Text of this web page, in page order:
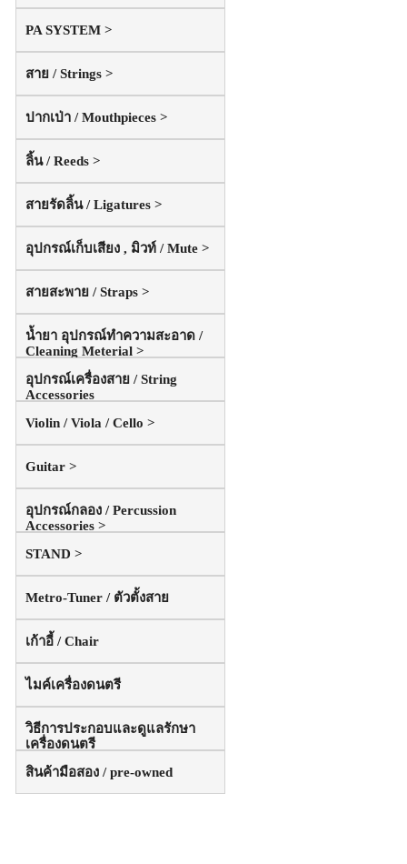
PA SYSTEM >
สาย / Strings >
ปากเป่า / Mouthpieces >
ลิ้น / Reeds >
สายรัดลิ้น / Ligatures >
อุปกรณ์เก็บเสียง , มิวท์ / Mute >
สายสะพาย / Straps >
น้ำยา อุปกรณ์ทำความสะอาด /
Cleaning Meterial >
อุปกรณ์เครื่องสาย / String
Accessories
Violin / Viola / Cello >
Guitar >
อุปกรณ์กลอง / Percussion
Accessories >
STAND >
Metro-Tuner / ตัวตั้งสาย
เก้าอี้ / Chair
ไมค์เครื่องดนตรี
วิธีการประกอบและดูแลรักษา
เครื่องดนตรี
สินค้ามือสอง / pre-owned